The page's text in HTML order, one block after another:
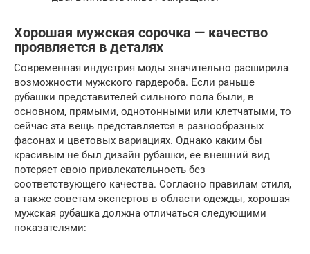
Хорошая мужская сорочка — качество
проявляется в деталях
Современная индустрия моды значительно расширила
возможности мужского гардероба. Если раньше
рубашки представителей сильного пола были, в
основном, прямыми, однотонными или клетчатыми, то
сейчас эта вещь представляется в разнообразных
фасонах и цветовых вариациях. Однако каким бы
красивым не был дизайн рубашки, ее внешний вид
потеряет свою привлекательность без
соответствующего качества. Согласно правилам стиля,
а также советам экспертов в области одежды, хорошая
мужская рубашка должна отличаться следующими
показателями: